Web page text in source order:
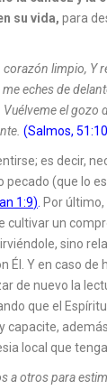
su vida, para
corazón limpio, Y
eches de
el gozo
(Salmos,
es decir,
pecado (que lo
1:9). Por
cultivar un
sino
Él. Y en caso de
de nuevo la
que el
capacite,
local que
a otros para